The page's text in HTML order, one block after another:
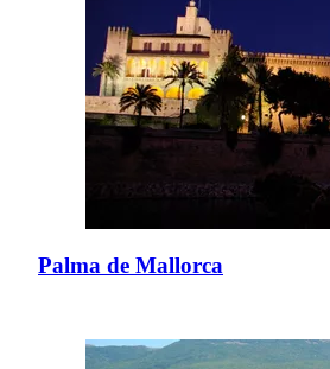
Palma de Mallorca